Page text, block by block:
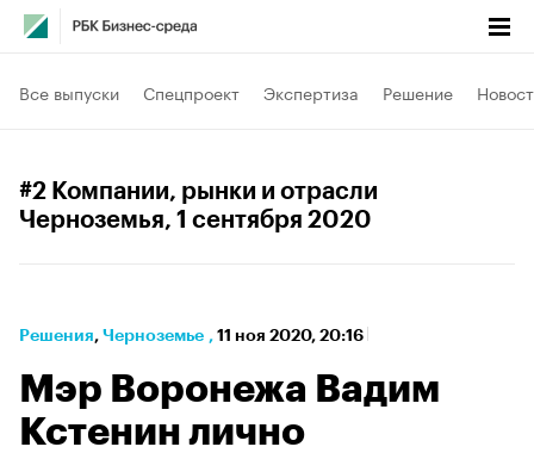
Все выпуски Спецпроект Экспертиза Решение
#2 Компании, рынки и отрасли
Черноземья, 1 сентября 2020
Решения⁠, Черноземье , 11 ноя 2020, 20:16
Мэр Воронежа Вадим
Кстенин лично